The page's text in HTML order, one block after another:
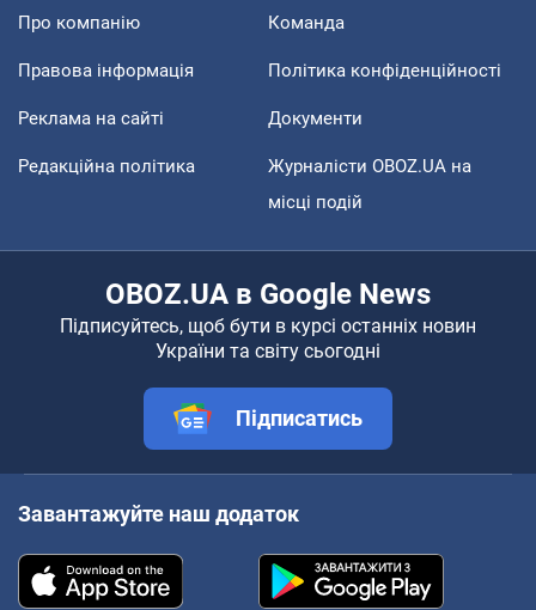
Про компанію Команда
Правова інформація Політика конфіденційності
Реклама на сайті Документи
Редакційна політика
Журналісти OBOZ.UA на
місці подій
OBOZ.UA в Google News
Підписуйтесь, щоб бути в курсі останніх новин
України та світу сьогодні
Підписатись
Завантажуйте наш додаток